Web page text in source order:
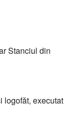
Stanciul din
logofăt, executat